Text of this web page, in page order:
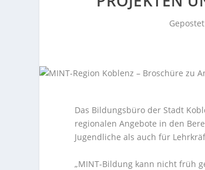
Das Bildungsbüro der Stadt
regionalen Angebote in den
Jugendliche als auch für
„MINT-Bildung kann nicht früh